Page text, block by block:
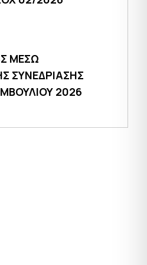
ΜΕΣΩ
ΣΥΝΕΔΡΙΑΣΗΣ
2026